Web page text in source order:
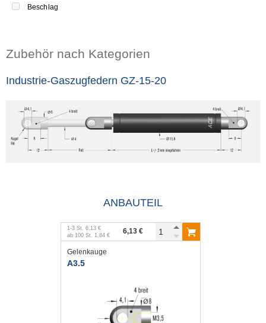
Beschlag
Zubehör nach Kategorien
Industrie-Gaszugfedern GZ-15-20
ANBAUTEIL
1 -3 St. 6,13 €
ab 100 St. 1,84 € 6,13 €
Gelenkauge
A3.5